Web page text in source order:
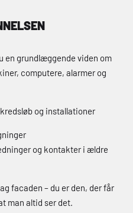
en grundlæggende viden om
computere, alarmer og
og installationer
og kontakter i ældre
facaden – du er den, der får
man altid ser det.